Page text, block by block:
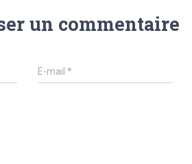
un commentaire
E-mail*